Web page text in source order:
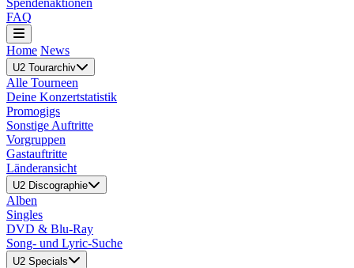
Spendenaktionen
FAQ
Home News
U2 Tourarchiv
Alle Tourneen
Deine Konzertstatistik
Promogigs
Sonstige Auftritte
Vorgruppen
Gastauftritte
Länderansicht
U2 Discographie
Alben
Singles
DVD & Blu-Ray
Song- und Lyric-Suche
U2 Specials